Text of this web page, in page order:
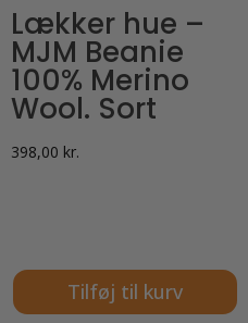
Lækker hue –
MJM Beanie
100% Merino
Wool. Sort
398,00 kr.
Tilføj til kurv